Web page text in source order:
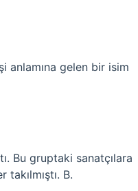
anlamına gelen bir isim
Bu gruptaki sanatçılara
B.